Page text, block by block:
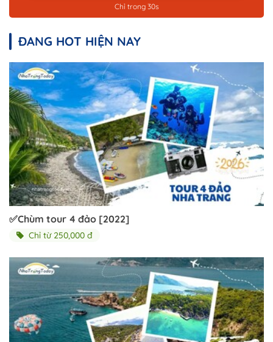
Chỉ trong 30s
ĐANG HOT HIỆN NAY
✅Chùm tour 4 đảo [2022]
Chỉ từ 250,000 đ